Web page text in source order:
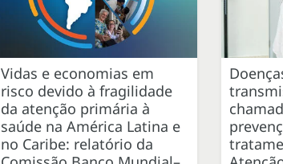
Vidas e economias em
risco devido à fragilidade
da atenção primária à
saúde na América Latina e
no Caribe: relatório da